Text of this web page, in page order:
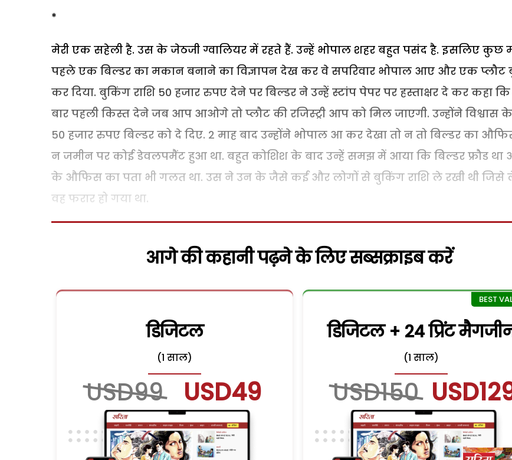
*
मेरी एक सहेली है. उस के जेठजी ग्वालियर में रहते हैं. उन्हें भोपाल शहर बहुत पसंद है. इसलिए कुछ
पहले एक बिल्डर का मकान बनाने का विज्ञापन देख कर वे सपरिवार भोपाल आए और एक
कर दिया. बुकिंग राशि 50 हजार रुपए देने पर बिल्डर ने उन्हें स्टांप पेपर पर हस्ताक्षर दे कर कहा
बार पहली किस्त देने जब आप आओगे तो प्लौट की रजिस्ट्री आप को मिल जाएगी. उन्होंने विश्वास
50 हजार रुपए बिल्डर को दे दिए. 2 माह बाद उन्होंने भोपाल आ कर देखा तो न तो बिल्डर का
न जमीन पर कोई डेवलपमैंट हुआ था. बहुत कोशिश के बाद उन्हें समझ में आया कि बिल्डर फ्रौड था
के औफिस का पता भी गलत था. उस ने उन के जैसे कई और लोगों से बुकिंग राशि ले रखी थी जिसे
वह फरार हो गया था.
आगे की कहानी पढ़ने के लिए सब्सक्राइब करें
डिजिटल
(1 साल)
USD99 USD49
डिजिटल + 24 प्रिंट
(1 साल)
USD150